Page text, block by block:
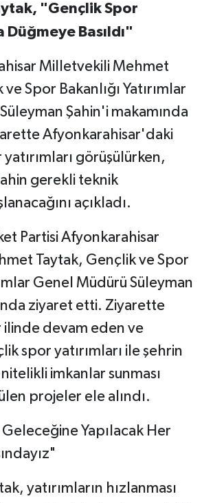
"Gençlik Spor
Düğmeye Basıldı"
Milletvekili Mehmet
ve Spor Bakanlığı Yatırımlar
Şahin'i makamında
Afyonkarahisar'daki
görüşülürken,
gerekli teknik
açıkladı.
Partisi Afyonkarahisar
Taytak, Gençlik ve Spor
Genel Müdürü Süleyman
ziyaret etti. Ziyarette
ilinde devam eden ve
spor yatırımları ile şehrin
imkanlar sunması
projeler ele alındı.
Yapılacak Her
yatırımların hızlanması